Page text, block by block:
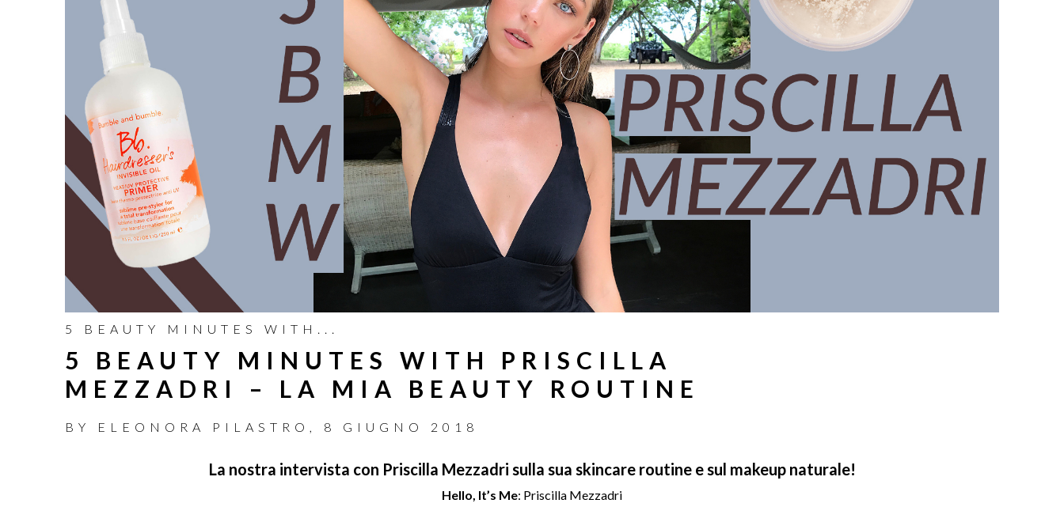
5 BEAUTY MINUTES WITH...
5 BEAUTY MINUTES WITH PRISCILLA
MEZZADRI – LA MIA BEAUTY ROUTINE
BY ELEONORA PILASTRO , 8 GIUGNO 2018
La nostra intervista con Priscilla Mezzadri sulla sua skincare routine e sul makeup naturale!
Hello, It’s Me: Priscilla Mezzadri